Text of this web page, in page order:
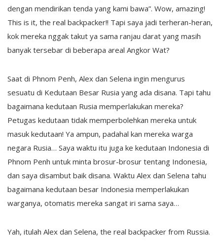
dengan mendirikan tenda yang kami bawa”. Wow, amazing!
This is it, the real backpacker!! Tapi saya jadi terheran-heran,
kok mereka nggak takut ya sama ranjau darat yang masih
banyak tersebar di beberapa areal Angkor Wat?
Saat di Phnom Penh, Alex dan Selena ingin mengurus
sesuatu di Kedutaan Besar Rusia yang ada disana. Tapi tahu
bagaimana kedutaan Rusia memperlakukan mereka?
Petugas kedutaan tidak memperbolehkan mereka untuk
masuk kedutaan! Ya ampun, padahal kan mereka warga
negara Rusia… Saya waktu itu juga ke kedutaan Indonesia di
Phnom Penh untuk minta brosur-brosur tentang Indonesia,
dan saya disambut baik disana. Waktu Alex dan Selena tahu
bagaimana kedutaan besar Indonesia memperlakukan
warganya, otomatis mereka sangat iri sama saya…
Yah, itulah Alex dan Selena, the real backpacker from Russia.